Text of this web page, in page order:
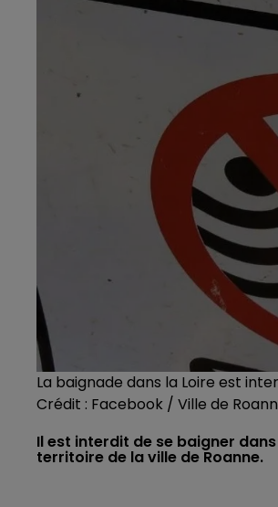
La baignade dans la Loire est
Crédit : Facebook / Ville de
Il est interdit de se baigner
territoire de la ville de Roanne.